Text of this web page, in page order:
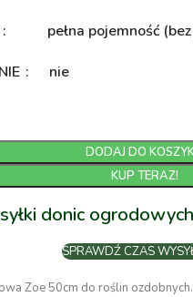
pełna pojemność
nie
DODAJ DO
KUP TERAZ!
donic
SPRAWDŹ CZAS
Zoe 50cm do roślin